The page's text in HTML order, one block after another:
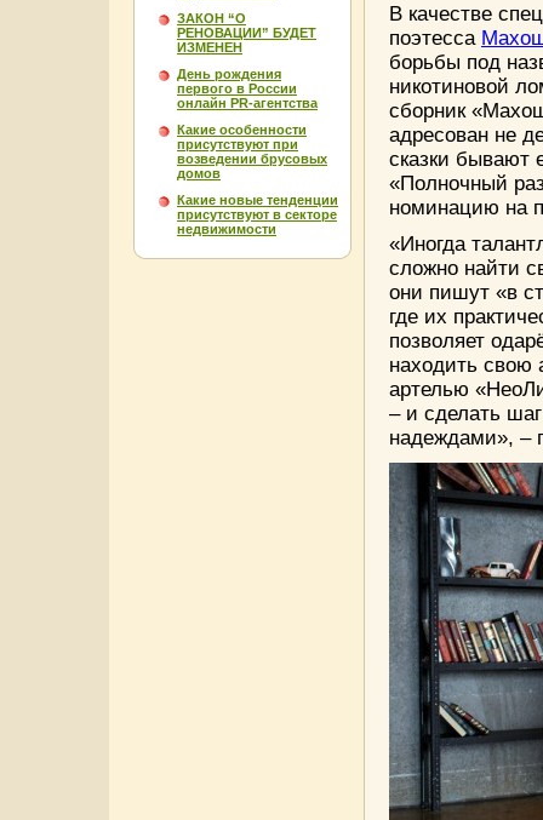
ЗАКОН “О
РЕНОВАЦИИ” БУДЕТ
ИЗМЕНЕН
День рождения
первого в России
онлайн PR-агентства
Какие особенности
присутствуют при
возведении брусовых
домов
Какие новые тенденции
присутствуют в секторе
недвижимости
В качестве
поэтесса
борьбы под
никотиновой
сборник
адресован не
сказки бывают
«Полночный
номинацию на
«Иногда
сложно найти
они пишут «в
где их
позволяет
находить свою
артелью
– и сделать
надеждами», –